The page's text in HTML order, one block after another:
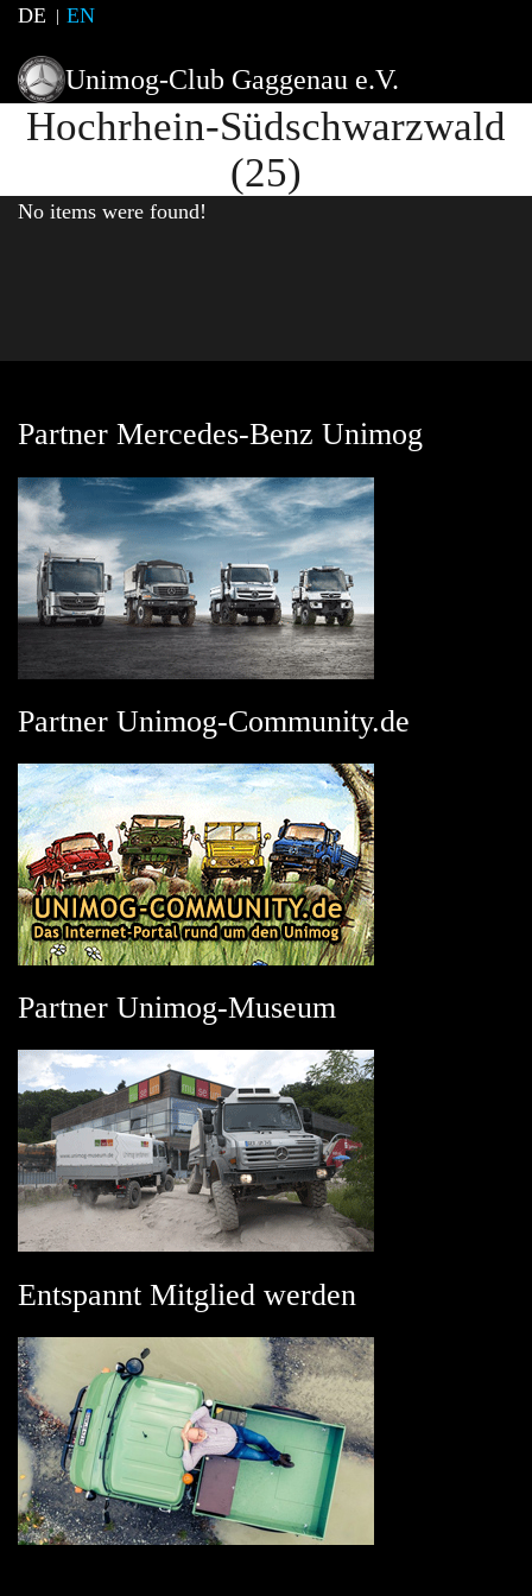
DE EN
Unimog-Club Gaggenau e.V.
Hochrhein-Südschwarzwald
(25)
No items were found!
Partner Mercedes-Benz Unimog
Partner Unimog-Community.de
Partner Unimog-Museum
Entspannt Mitglied werden